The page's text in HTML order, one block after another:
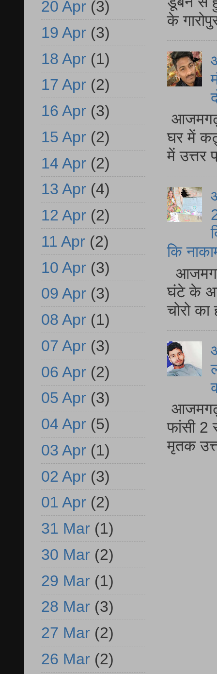
के
घर में
में
कि
घंटे के
चोरो
आजमगढ़
फांसी 2
मृतक
20 Apr (3)
19 Apr (3)
18 Apr (1)
17 Apr (2)
16 Apr (3)
15 Apr (2)
14 Apr (2)
13 Apr (4)
12 Apr (2)
11 Apr (2)
10 Apr (3)
09 Apr (3)
08 Apr (1)
07 Apr (3)
06 Apr (2)
05 Apr (3)
04 Apr (5)
03 Apr (1)
02 Apr (3)
01 Apr (2)
31 Mar (1)
30 Mar (2)
29 Mar (1)
28 Mar (3)
27 Mar (2)
26 Mar (2)